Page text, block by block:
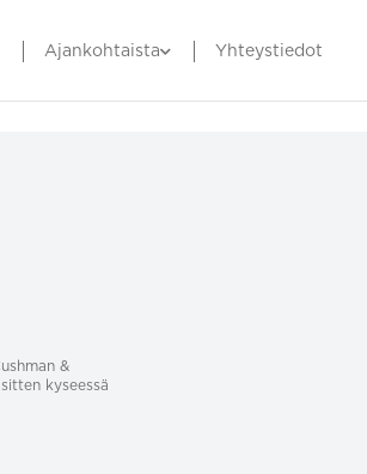
Ajankohtaista Yhteystiedot
&
kyseessä